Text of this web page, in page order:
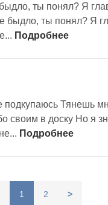
ты понял? Я
быдло, ты понял? Я
Подробнее
Тянешь
в доску Но я
Подробнее
1 2 >